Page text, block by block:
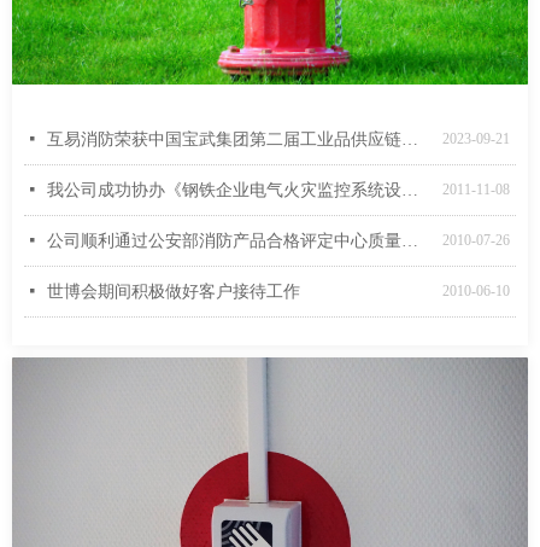
2023-09-21
넷 互易消防荣获中国宝武集团第二届工业品供应链生态伙伴大会22年度成本优胜奖
2011-11-08
넷 我公司成功协办《钢铁企业电气火灾监控系统设计规范》审查定稿工作会议
2010-07-26
넷 公司顺利通过公安部消防产品合格评定中心质量管理体系监督审核
2010-06-10
넷 世博会期间积极做好客户接待工作